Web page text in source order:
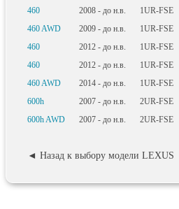
460
2008 - до н.в. 1UR-FSE
460 AWD
2009 - до н.в. 1UR-FSE
460
2012 - до н.в. 1UR-FSE
460
2012 - до н.в. 1UR-FSE
460 AWD
2014 - до н.в. 1UR-FSE
600h
2007 - до н.в. 2UR-FSE
600h AWD
2007 - до н.в. 2UR-FSE
◄ Назад к выбору модели LEXUS